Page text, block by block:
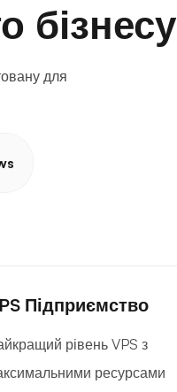
бізнесу
для
Підприємство
рівень VPS з
ресурсами